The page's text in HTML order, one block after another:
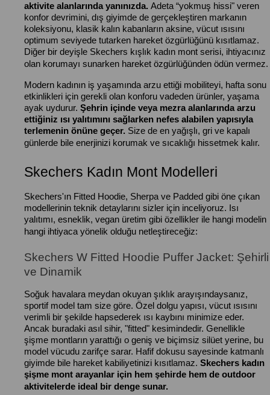
aktivite alanlarında yanınızda. Adeta “yokmuş hissi" veren
konfor devrimini, dış giyimde de gerçekleştiren markanın
koleksiyonu, klasik kalın kabanların aksine, vücut ısısını
optimum seviyede tutarken hareket özgürlüğünü kısıtlamaz.
Diğer bir deyişle Skechers kışlık kadın mont serisi, ihtiyacınız
olan korumayı sunarken hareket özgürlüğünden ödün vermez.
Modern kadının iş yaşamında arzu ettiği mobiliteyi, hafta sonu
etkinlikleri için gerekli olan konforu vadeden ürünler, yaşama
ayak uydurur. Şehrin içinde veya mezra alanlarında arzu
ettiğiniz ısı yalıtımını sağlarken nefes alabilen yapısıyla
terlemenin önüne geçer. Size de en yağışlı, gri ve kapalı
günlerde bile enerjinizi korumak ve sıcaklığı hissetmek kalır.
Skechers Kadın Mont Modelleri
Skechers'ın Fitted Hoodie, Sherpa ve Padded gibi öne çıkan
modellerinin teknik detaylarını sizler için inceliyoruz. Isı
yalıtımı, esneklik, vegan üretim gibi özellikler ile hangi modelin
hangi ihtiyaca yönelik olduğu netleştireceğiz:
Skechers W Fitted Hoodie Puffer Jacket: Şehirli
ve Dinamik
Soğuk havalara meydan okuyan şıklık arayışındaysanız,
sportif model tam size göre. Özel dolgu yapısı, vücut ısısını
verimli bir şekilde hapsederek ısı kaybını minimize eder.
Ancak buradaki asıl sihir, "fitted" kesimindedir. Genellikle
şişme montların yarattığı o geniş ve biçimsiz silüet yerine, bu
model vücudu zarifçe sarar. Hafif dokusu sayesinde katmanlı
giyimde bile hareket kabiliyetinizi kısıtlamaz. Skechers kadın
şişme mont arayanlar için hem şehirde hem de outdoor
aktivitelerde ideal bir denge sunar.